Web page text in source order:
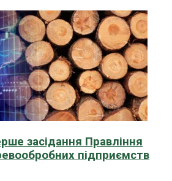
засідання Правління
підприємств